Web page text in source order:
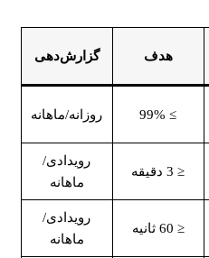
هدف گزارش‌دهی
≥ 99% روزانه/ماهانه
≤ 3 دقیقه
رویدادی/
ماهانه
≤ 60 ثانیه
رویدادی/
ماهانه